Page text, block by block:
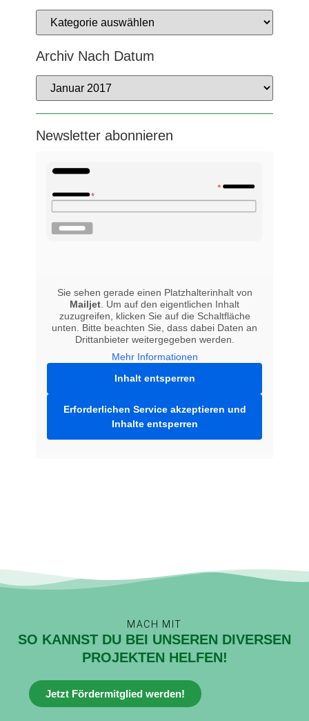
Archiv Nach Datum
Newsletter abonnieren
Sie sehen gerade einen Platzhalterinhalt von
Mailjet . Um auf den eigentlichen Inhalt
zuzugreifen, klicken Sie auf die Schaltfläche
unten. Bitte beachten Sie, dass dabei Daten an
Drittanbieter weitergegeben werden.
Mehr Informationen
Inhalt entsperren
Erforderlichen Service akzeptieren und
Inhalte entsperren
MACH MIT
SO KANNST DU BEI UNSEREN DIVERSEN
PROJEKTEN HELFEN!
Jetzt Fördermitglied werden!